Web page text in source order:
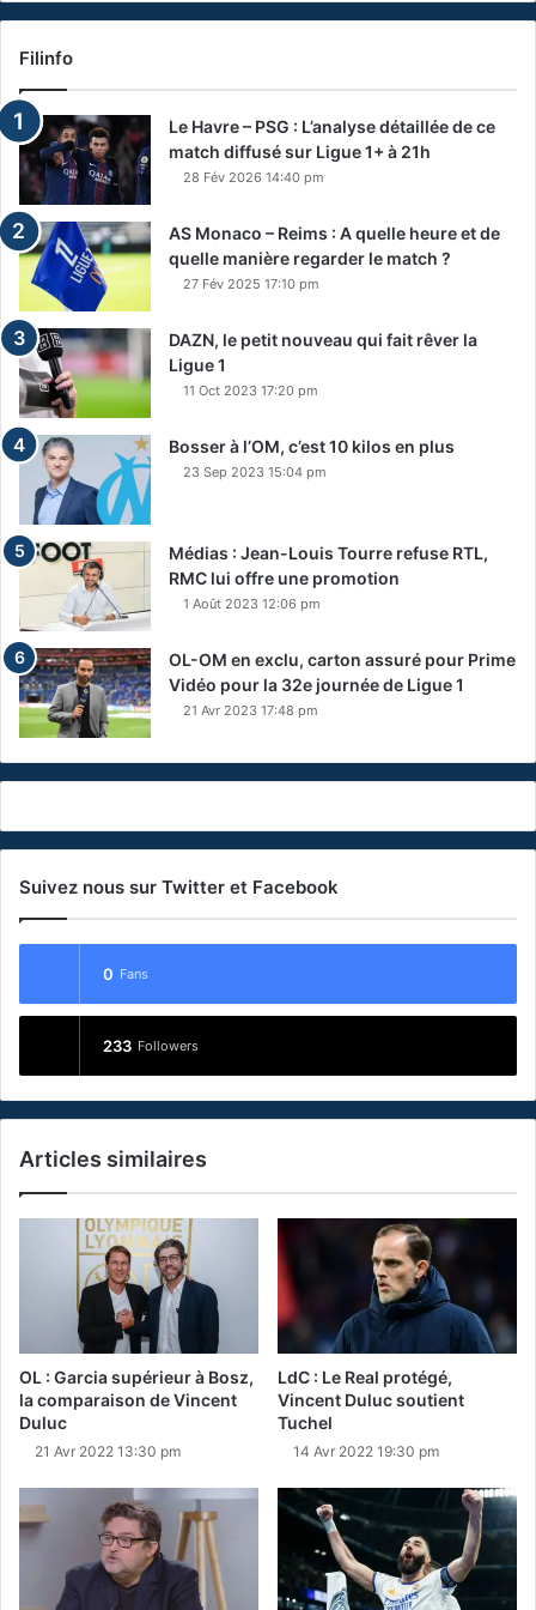
Filinfo
Le Havre – PSG : L’analyse détaillée de ce
match diffusé sur Ligue 1+ à 21h
28 Fév 2026 14:40 pm
AS Monaco – Reims : A quelle heure et de
quelle manière regarder le match ?
27 Fév 2025 17:10 pm
DAZN, le petit nouveau qui fait rêver la
Ligue 1
11 Oct 2023 17:20 pm
Bosser à l’OM, c’est 10 kilos en plus
23 Sep 2023 15:04 pm
Médias : Jean-Louis Tourre refuse RTL,
RMC lui offre une promotion
1 Août 2023 12:06 pm
OL-OM en exclu, carton assuré pour Prime
Vidéo pour la 32e journée de Ligue 1
21 Avr 2023 17:48 pm
Suivez nous sur Twitter et Facebook
0 Fans
233 Followers
Articles similaires
OL : Garcia supérieur à Bosz,
la comparaison de Vincent
Duluc
21 Avr 2022 13:30 pm
LdC : Le Real protégé,
Vincent Duluc soutient
Tuchel
14 Avr 2022 19:30 pm